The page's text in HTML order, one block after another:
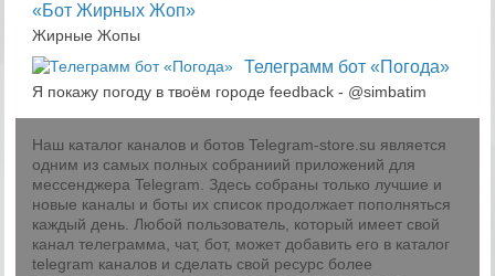
«Бот Жирных Жоп»
Жирные Жопы
Телеграмм бот «Погода»
Я покажу погоду в твоём городе feedback - @simbatim
Наш каталог каналов и ботов Telegram-store.su является
одним из самых полных собраниий приложений для
мессенджера Telegram. Здесь собраны только лучшие и
новые каналы и боты их список продолжает пополняться
каждый день. Любой пользователь, который имеет свой
канал телеграмма, чат, бот, может добавить его в каталог
telegram каналов и сделать свой ресурс более